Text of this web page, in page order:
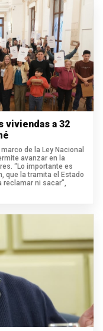
viviendas a 32
de la Ley Nacional
avanzar en la
“Lo importante es
que la tramita el Estado
reclamar ni sacar”,